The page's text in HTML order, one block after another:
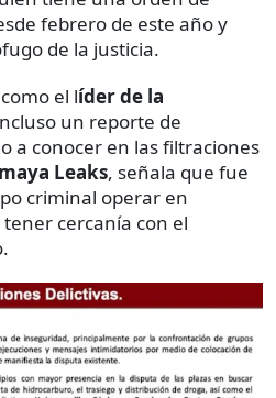
febrero de este año y
de la justicia.
el líder de la
un reporte de
a conocer en las filtraciones
Leaks, señala que fue
criminal operar en
cercanía con el